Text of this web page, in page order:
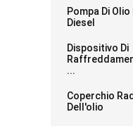
Pompa Di
Diesel
Dispositivo Di
...
Coperchio
Dell'olio